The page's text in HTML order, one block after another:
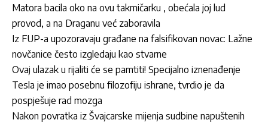
Matora bacila oko na ovu takmičarku , obećala joj lud
provod, a na Draganu već zaboravila
Iz FUP-a upozoravaju građane na falsifikovan novac: Lažne
novčanice često izgledaju kao stvarne
Ovaj ulazak u rijaliti će se pamtiti! Specijalno iznenađenje
Tesla je imao posebnu filozofiju ishrane, tvrdio je da
pospješuje rad mozga
Nakon povratka iz Švajcarske mijenja sudbine napuštenih